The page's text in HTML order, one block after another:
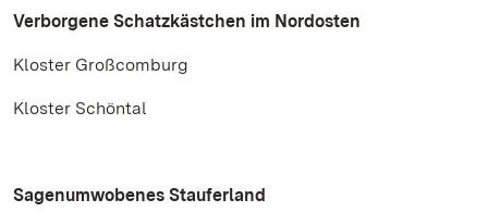
Verborgene Schatzkästchen im Nordosten
Kloster Großcomburg
Kloster Schöntal
Sagenumwobenes Stauferland